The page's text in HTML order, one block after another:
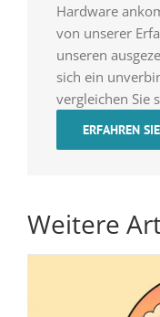
Hardware
von unserer
unseren
sich ein
vergleichen Sie
ERFAHREN
Weitere